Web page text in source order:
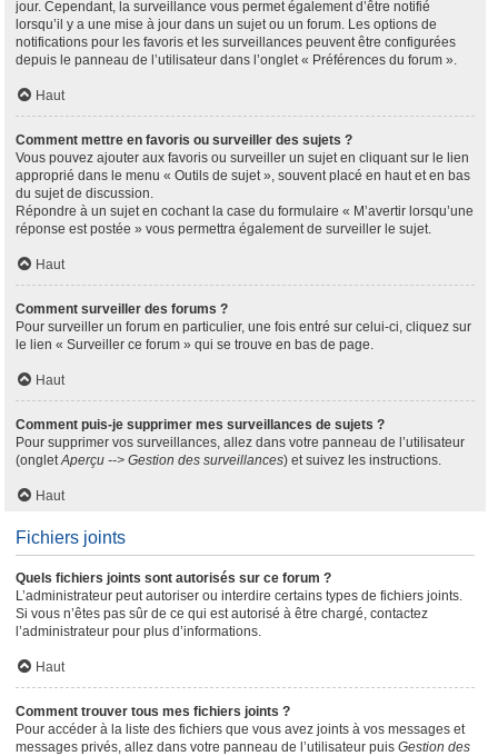
jour. Cependant, la surveillance vous permet également d’être notifié
lorsqu’il y a une mise à jour dans un sujet ou un forum. Les options de
notifications pour les favoris et les surveillances peuvent être configurées
depuis le panneau de l’utilisateur dans l’onglet « Préférences du forum ».
Haut
Comment mettre en favoris ou surveiller des sujets ?
Vous pouvez ajouter aux favoris ou surveiller un sujet en cliquant sur le lien
approprié dans le menu « Outils de sujet », souvent placé en haut et en bas
du sujet de discussion.
Répondre à un sujet en cochant la case du formulaire « M’avertir lorsqu’une
réponse est postée » vous permettra également de surveiller le sujet.
Haut
Comment surveiller des forums ?
Pour surveiller un forum en particulier, une fois entré sur celui-ci, cliquez sur
le lien « Surveiller ce forum » qui se trouve en bas de page.
Haut
Comment puis-je supprimer mes surveillances de sujets ?
Pour supprimer vos surveillances, allez dans votre panneau de l’utilisateur
(ongletAperçu --> Gestion des surveillances) et suivez les instructions.
Haut
Fichiers joints
Quels fichiers joints sont autorisés sur ce forum ?
L’administrateur peut autoriser ou interdire certains types de fichiers joints.
Si vous n’êtes pas sûr de ce qui est autorisé à être chargé, contactez
l’administrateur pour plus d’informations.
Haut
Comment trouver tous mes fichiers joints ?
Pour accéder à la liste des fichiers que vous avez joints à vos messages et
messages privés, allez dans votre panneau de l’utilisateur puis Gestion des